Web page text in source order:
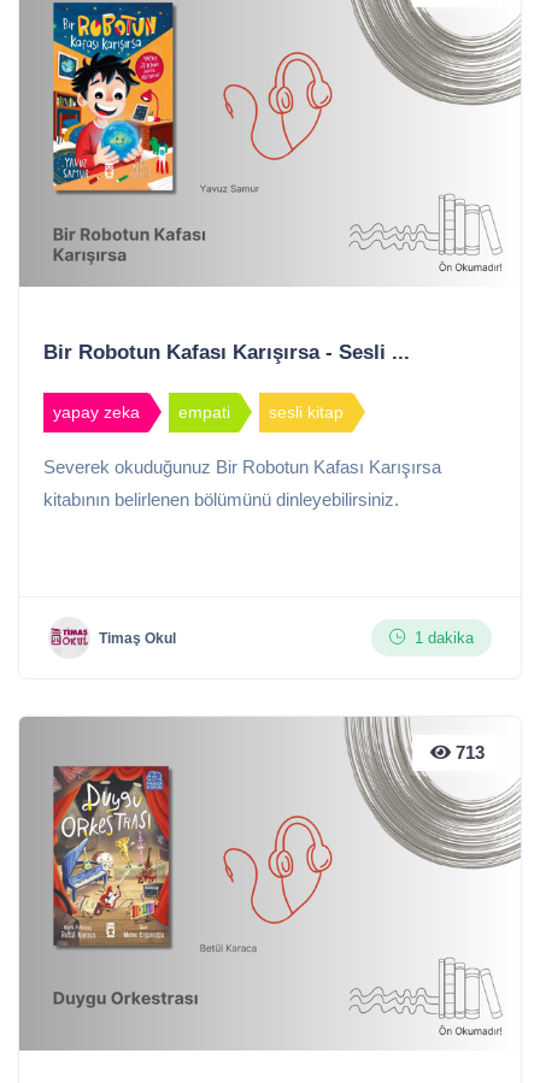
Bir Robotun Kafası Karışırsa - Sesli ...
yapay zeka empati sesli kitap
Severek okuduğunuz Bir Robotun Kafası Karışırsa
kitabının belirlenen bölümünü dinleyebilirsiniz.
Timaş Okul 1 dakika
713